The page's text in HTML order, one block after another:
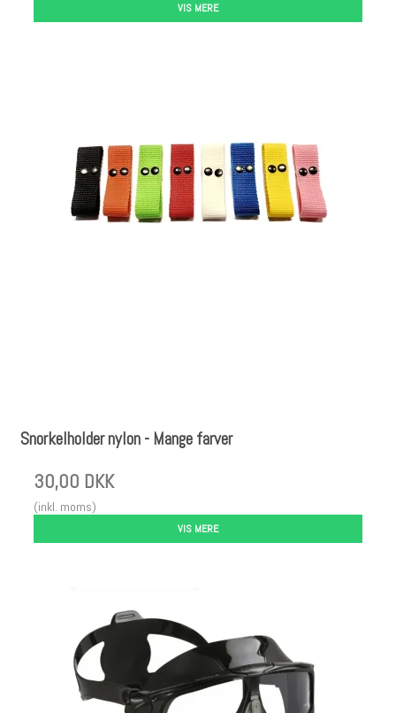
VIS MERE
Snorkelholder nylon - Mange farver
30,00 DKK
(inkl. moms)
VIS MERE